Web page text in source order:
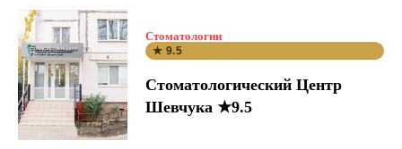
Стоматологии
★ 9.5
Стоматологический Центр
Шевчука ★9.5